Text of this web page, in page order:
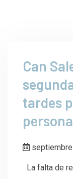
Can
tardes
La falta de